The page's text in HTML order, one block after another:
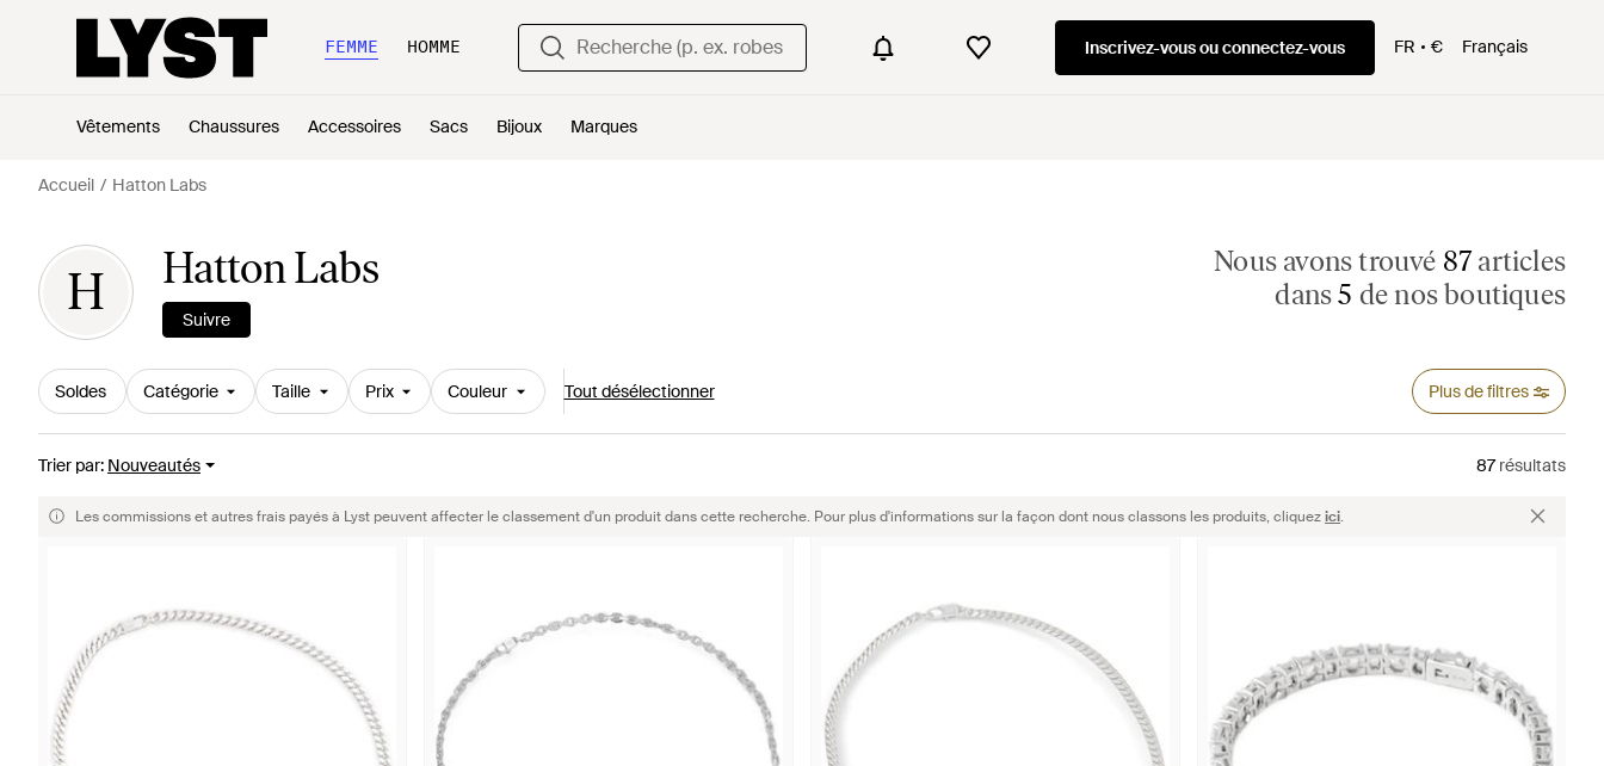
FEMME HOMME Inscrivez-vous ou connectez-vous FR € Français
Vêtements Chaussures Accessoires Sacs Bijoux Marques
Accueil Hatton Labs
H Hatton Labs
Suivre
Nous avons trouvé 87 articles
dans5 de nos boutiques
Soldes Catégorie Taille Prix Couleur Tout désélectionner Plus de filtres
Trier par: Nouveautés 87résultats
Les commissions et autres frais payés à Lyst peuvent affecter le classement d'un produit dans cette recherche. Pour plus d'informations sur la façon dont nous classons les produits, cliquezici.